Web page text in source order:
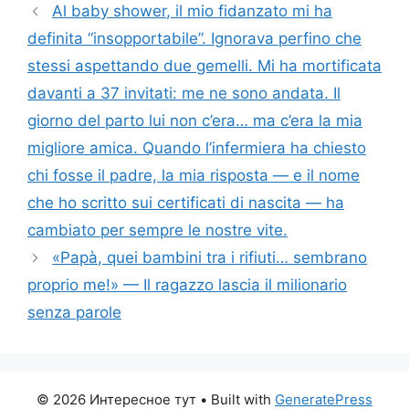
Al baby shower, il mio fidanzato mi ha
definita “insopportabile”. Ignorava perfino che
stessi aspettando due gemelli. Mi ha mortificata
davanti a 37 invitati: me ne sono andata. Il
giorno del parto lui non c’era… ma c’era la mia
migliore amica. Quando l’infermiera ha chiesto
chi fosse il padre, la mia risposta — e il nome
che ho scritto sui certificati di nascita — ha
cambiato per sempre le nostre vite.
«Papà, quei bambini tra i rifiuti… sembrano
proprio me!» — Il ragazzo lascia il milionario
senza parole
© 2026 Интересное тут • Built with GeneratePress